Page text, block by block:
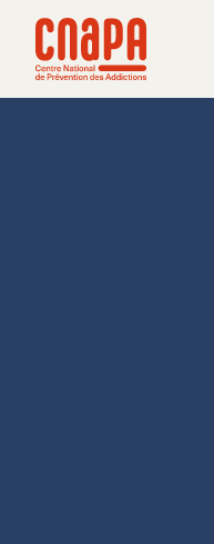
Direkt zum Inhalt springen
cnapa
Cookie-Einstellungen